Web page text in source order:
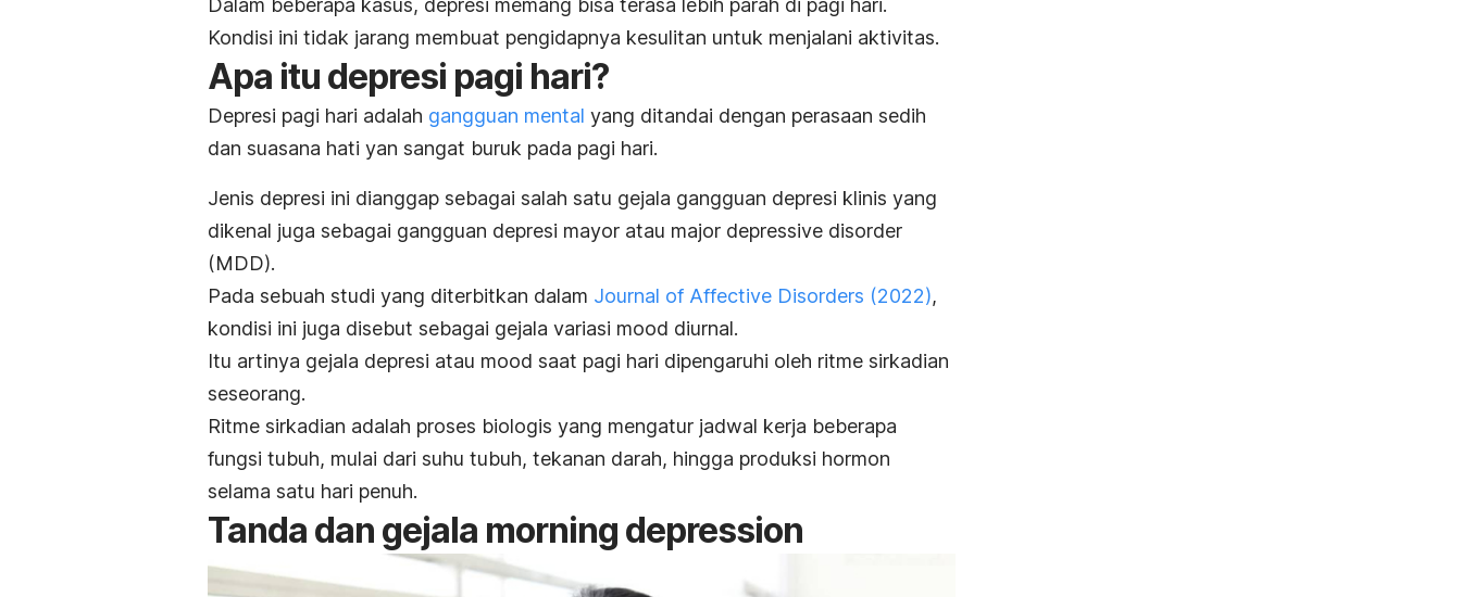
Dalam beberapa kasus, depresi memang bisa terasa lebih parah di pagi hari.
Kondisi ini tidak jarang membuat pengidapnya kesulitan untuk menjalani aktivitas.
Apa itu depresi pagi hari?
Depresi pagi hari adalah gangguan mental yang ditandai dengan perasaan sedih
dan suasana hati yan sangat buruk pada pagi hari.
Jenis depresi ini dianggap sebagai salah satu gejala gangguan depresi klinis yang
dikenal juga sebagai gangguan depresi mayor atau major depressive disorder
(MDD).
Pada sebuah studi yang diterbitkan dalam Journal of Affective Disorders (2022),
kondisi ini juga disebut sebagai gejala variasi mood diurnal.
Itu artinya gejala depresi atau mood saat pagi hari dipengaruhi oleh ritme sirkadian
seseorang.
Ritme sirkadian adalah proses biologis yang mengatur jadwal kerja beberapa
fungsi tubuh, mulai dari suhu tubuh, tekanan darah, hingga produksi hormon
selama satu hari penuh.
Tanda dan gejala morning depression